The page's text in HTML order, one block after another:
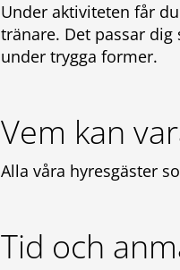
Under aktiviteten får
tränare. Det passar
under trygga former.
Vem kan
Alla våra hyresgäster
Tid och